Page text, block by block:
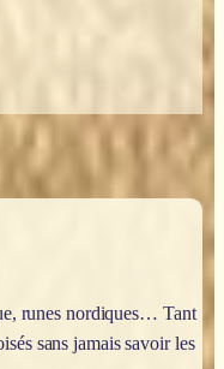
runes nordiques… Tant
sans jamais savoir les